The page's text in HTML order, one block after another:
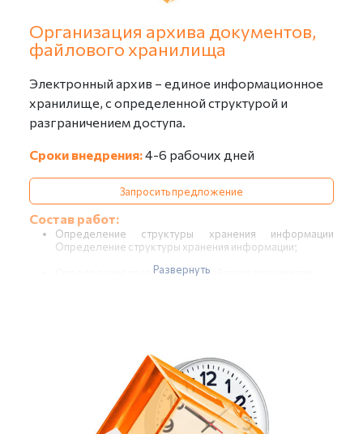
Организация архива документов,
файлового хранилища
Электронный архив – единое информационное
хранилище, с определенной структурой и
разграничением доступа.
Сроки внедрения:4-6 рабочих дней
Запросить предложение
Состав работ:
Определение структуры хранения информации
Определение структуры хранения информации;
Определение прав доступа к файлам и документам
Подготовка информационной базы:
Настройка справочников «Организации»,
«Пользователи», «Структура предприятия»;
Развернуть